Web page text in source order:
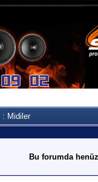
: Midiler
Bu forumda